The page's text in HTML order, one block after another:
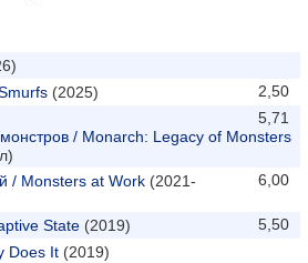
2,50
(2025)
5,71
/ Monarch: Legacy of Monsters
6,00
/ Monsters at Work (2021-
5,50
State (2019)
Does It (2019)